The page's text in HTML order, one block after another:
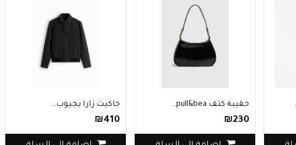
حقيبة كتف pull&bea..
₪230
جاكيت زارا بجيوب..
₪410